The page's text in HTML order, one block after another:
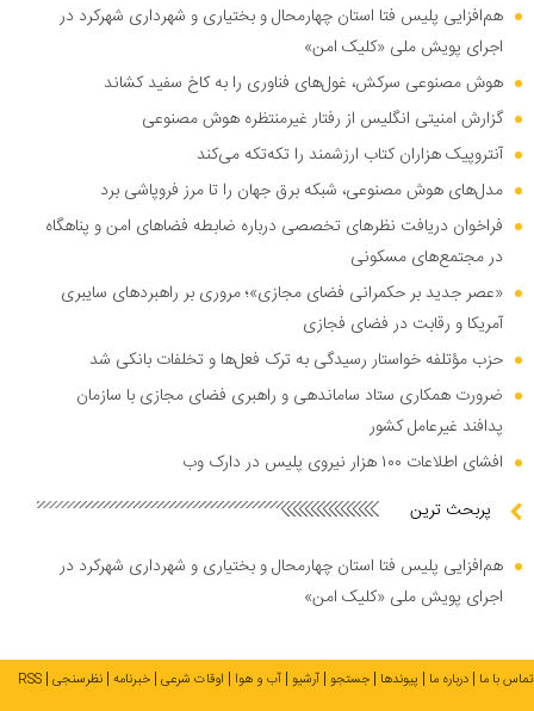
هم‌افزایی پلیس فتا استان چهارمحال و بختیاری و شهرداری شهرکرد در
اجرای پویش ملی «کلیک امن»
هوش مصنوعی سرکش، غول‌های فناوری را به کاخ سفید کشاند
گزارش امنیتی انگلیس از رفتار غیرمنتظره هوش مصنوعی
آنتروپیک هزاران کتاب ارزشمند را تکه‌تکه می‌کند
مدل‌های هوش مصنوعی، شبکه برق جهان را تا مرز فروپاشی برد
فراخوان دریافت نظر‌های تخصصی درباره ضابطه فضا‌های امن و پناهگاه
در مجتمع‌های مسکونی
«عصر جدید بر حکمرانی فضای مجازی»؛ مروری بر راهبرد‌های سایبری
آمریکا و رقابت در فضای فجازی
حزب مؤتلفه خواستار رسیدگی به ترک فعل‌ها و تخلفات بانکی شد
ضرورت همکاری ستاد ساماندهی و راهبری فضای مجازی با سازمان
پدافند غیرعامل کشور
افشای اطلاعات ۱۰۰ هزار نیروی پلیس در دارک وب
پربحث ترین
هم‌افزایی پلیس فتا استان چهارمحال و بختیاری و شهرداری شهرکرد در
اجرای پویش ملی «کلیک امن»
تماس با ما درباره ما پیوندها جستجو آرشیو آب و هوا اوقات شرعی خبرنامه نظرسنجی RSS